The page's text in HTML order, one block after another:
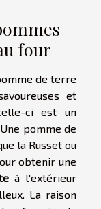
four
de terre
et
ci est un
pomme de
la Russet ou
obtenir une
à l'extérieur
La raison